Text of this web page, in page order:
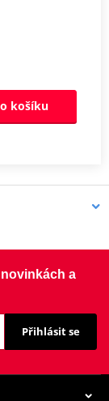
košíku
a
Přihlásit se